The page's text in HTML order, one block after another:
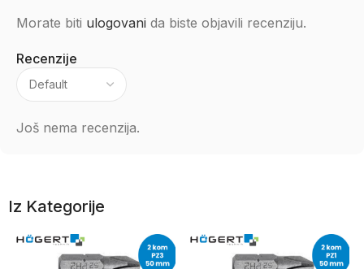
Recenzije
Još nema recenzija.
Morate biti ulogovani da biste objavili recenziju.
Iz Kategorije